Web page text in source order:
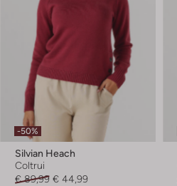
-50%
Silvian Heach
Coltrui
€ 89,99 € 44,99